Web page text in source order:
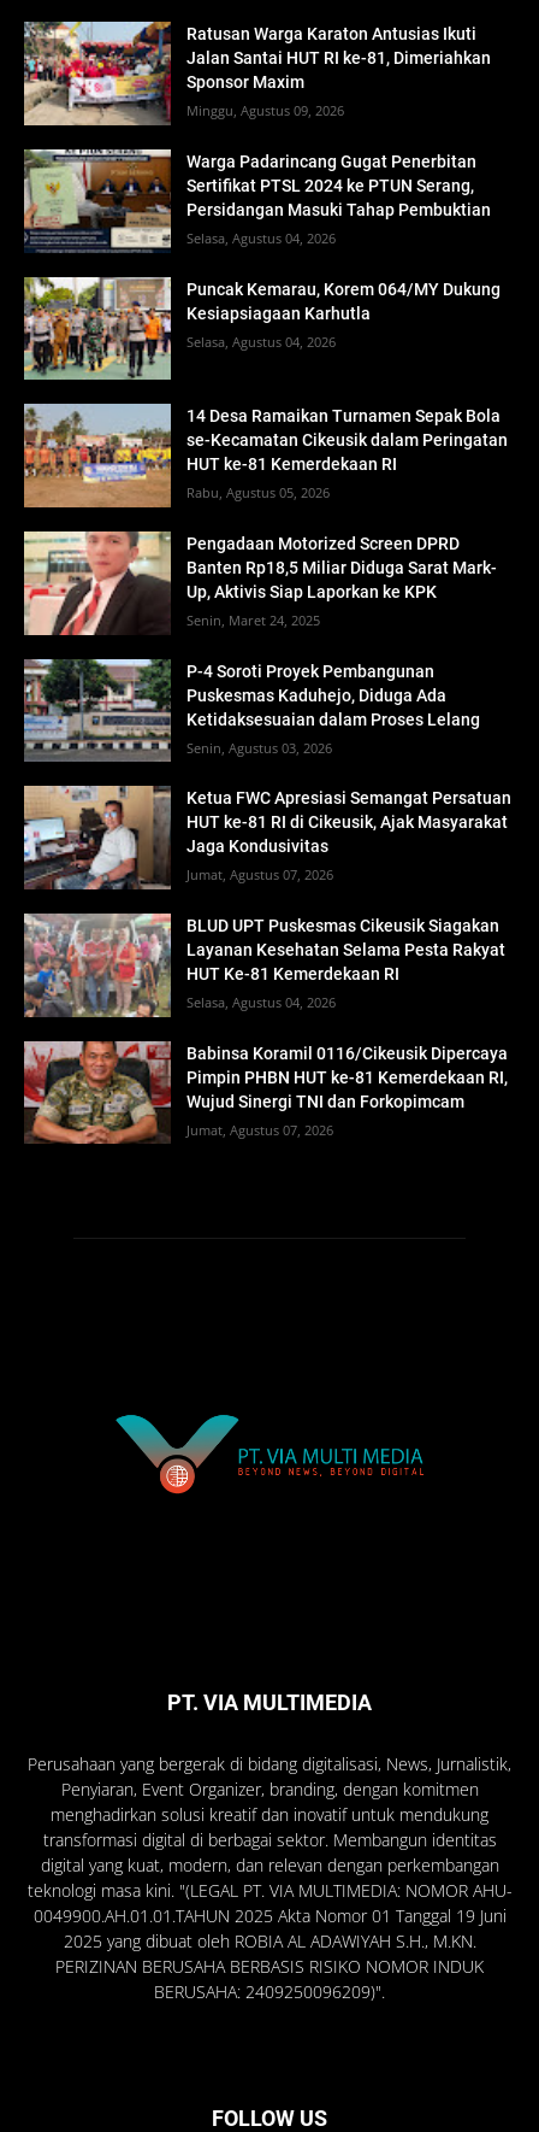
Ratusan Warga Karaton Antusias Ikuti
Jalan Santai HUT RI ke-81, Dimeriahkan
Sponsor Maxim
Minggu, Agustus 09, 2026
Warga Padarincang Gugat Penerbitan
Sertifikat PTSL 2024 ke PTUN Serang,
Persidangan Masuki Tahap Pembuktian
Selasa, Agustus 04, 2026
Puncak Kemarau, Korem 064/MY Dukung
Kesiapsiagaan Karhutla
Selasa, Agustus 04, 2026
14 Desa Ramaikan Turnamen Sepak Bola
se-Kecamatan Cikeusik dalam Peringatan
HUT ke-81 Kemerdekaan RI
Rabu, Agustus 05, 2026
Pengadaan Motorized Screen DPRD
Banten Rp18,5 Miliar Diduga Sarat Mark-
Up, Aktivis Siap Laporkan ke KPK
Senin, Maret 24, 2025
P-4 Soroti Proyek Pembangunan
Puskesmas Kaduhejo, Diduga Ada
Ketidaksesuaian dalam Proses Lelang
Senin, Agustus 03, 2026
Ketua FWC Apresiasi Semangat Persatuan
HUT ke-81 RI di Cikeusik, Ajak Masyarakat
Jaga Kondusivitas
Jumat, Agustus 07, 2026
BLUD UPT Puskesmas Cikeusik Siagakan
Layanan Kesehatan Selama Pesta Rakyat
HUT Ke-81 Kemerdekaan RI
Selasa, Agustus 04, 2026
Babinsa Koramil 0116/Cikeusik Dipercaya
Pimpin PHBN HUT ke-81 Kemerdekaan RI,
Wujud Sinergi TNI dan Forkopimcam
Jumat, Agustus 07, 2026
PT. VIA MULTIMEDIA
Perusahaan yang bergerak di bidang digitalisasi, News, Jurnalistik,
Penyiaran, Event Organizer, branding, dengan komitmen
menghadirkan solusi kreatif dan inovatif untuk mendukung
transformasi digital di berbagai sektor. Membangun identitas
digital yang kuat, modern, dan relevan dengan perkembangan
teknologi masa kini. "(LEGAL PT. VIA MULTIMEDIA: NOMOR AHU-
0049900.AH.01.01.TAHUN 2025 Akta Nomor 01 Tanggal 19 Juni
2025 yang dibuat oleh ROBIA AL ADAWIYAH S.H., M.KN.
PERIZINAN BERUSAHA BERBASIS RISIKO NOMOR INDUK
BERUSAHA: 2409250096209)".
FOLLOW US